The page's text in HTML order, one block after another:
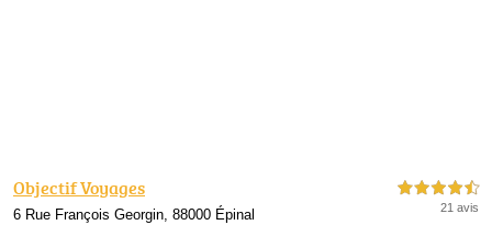
Objectif Voyages
6 Rue François Georgin, 88000 Épinal
4,5 étoiles sur 5
21 avis